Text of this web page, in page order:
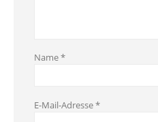
Name*
E-Mail-Adresse*